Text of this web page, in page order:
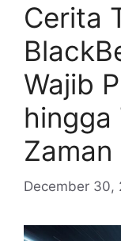
Cerita
Wajib
hingga
Zaman
December 30,